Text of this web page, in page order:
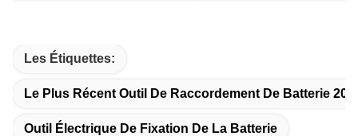
Les Étiquettes:
Le Plus Récent Outil De Raccordement De Batterie
Outil Électrique De Fixation De La Batterie